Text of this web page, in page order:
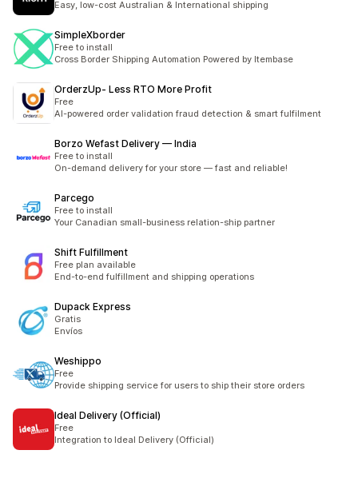
Easy, low-cost Australian & International shipping
SimpleXborder
Free to install
Cross Border Shipping Automation Powered by Itembase
OrderzUp‑ Less RTO More Profit
Free
AI-powered order validation fraud detection & smart fulfilment
Borzo Wefast Delivery — India
Free to install
On-demand delivery for your store — fast and reliable!
Parcego
Free to install
Your Canadian small-business relation-ship partner
Shift Fulfillment
Free plan available
End-to-end fulfillment and shipping operations
Dupack Express
Gratis
Envíos
Weshippo
Free
Provide shipping service for users to ship their store orders
Ideal Delivery (Official)
Free
Integration to Ideal Delivery (Official)